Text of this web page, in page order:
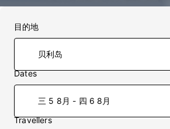
目的地
Dates
三 5 8月 - 四 6 8月
Travellers